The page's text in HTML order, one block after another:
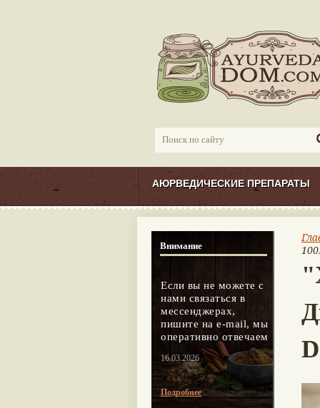
АЮРВЕДИЧЕСКИЕ ПРЕПАРАТЫ
Внимание
Если вы не можете с
нами связаться в
мессенджерах,
пишите на e-mail, мы
оперативно отвечаем
16.03.2026
Подробнее